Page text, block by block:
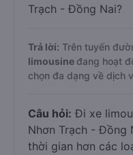
Trạch - Đồng Nai?
Trả lời: Trên tuyến
limousine đang hoạt
chọn đa dạng về dịch
Câu hỏi: Đi xe
Nhơn Trạch - Đồng
thời gian hơn các